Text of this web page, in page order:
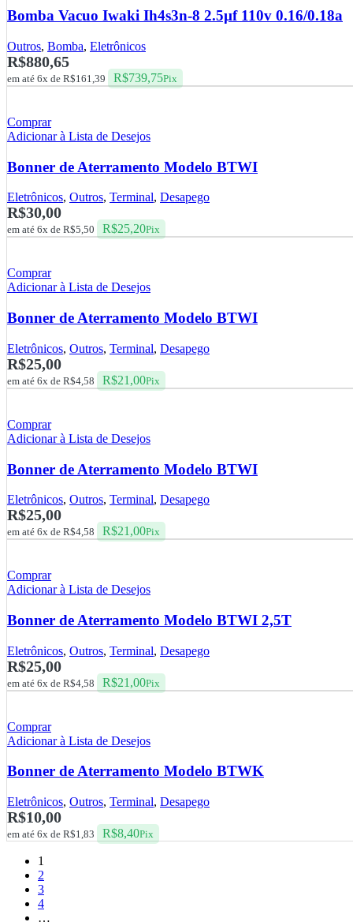
Bomba Vacuo Iwaki Ih4s3n-8 2.5µf 110v 0.16/0.18a
Outros, Bomba, Eletrônicos
R$880,65
em até 6x de R$161,39 R$739,75Pix
Comprar
Adicionar à Lista de Desejos
Bonner de Aterramento Modelo BTWI
Eletrônicos, Outros, Terminal, Desapego
R$30,00
em até 6x de R$5,50 R$25,20Pix
Comprar
Adicionar à Lista de Desejos
Bonner de Aterramento Modelo BTWI
Eletrônicos, Outros, Terminal, Desapego
R$25,00
em até 6x de R$4,58 R$21,00Pix
Comprar
Adicionar à Lista de Desejos
Bonner de Aterramento Modelo BTWI
Eletrônicos, Outros, Terminal, Desapego
R$25,00
em até 6x de R$4,58 R$21,00Pix
Comprar
Adicionar à Lista de Desejos
Bonner de Aterramento Modelo BTWI 2,5T
Eletrônicos, Outros, Terminal, Desapego
R$25,00
em até 6x de R$4,58 R$21,00Pix
Comprar
Adicionar à Lista de Desejos
Bonner de Aterramento Modelo BTWK
Eletrônicos, Outros, Terminal, Desapego
R$10,00
em até 6x de R$1,83 R$8,40Pix
1
2
3
4
…